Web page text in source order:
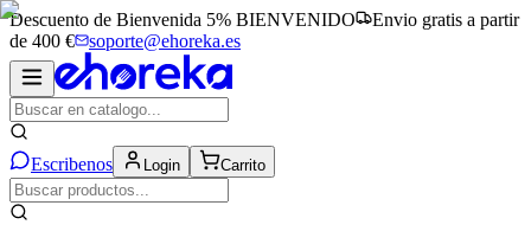
Descuento de Bienvenida 5% BIENVENIDO
Envio gratis a partir
de 400 €
soporte@ehoreka.es
Escribenos Login Carrito